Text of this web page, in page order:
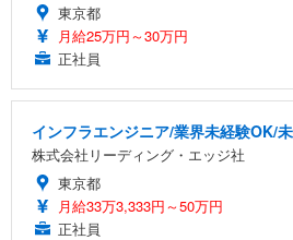
東京都
月給25万円～30万円
正社員
インフラエンジニア/業界未経験OK/
株式会社リーディング・エッジ社
東京都
月給33万3,333円～50万円
正社員